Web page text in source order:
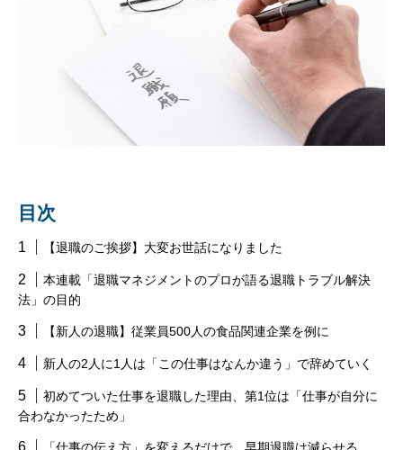
目次
【退職のご挨拶】大変お世話になりました
本連載「退職マネジメントのプロが語る退職トラブル解決
法」の目的
【新人の退職】従業員500人の食品関連企業を例に
新人の2人に1人は「この仕事はなんか違う」で辞めていく
初めてついた仕事を退職した理由、第1位は「仕事が自分に
合わなかったため」